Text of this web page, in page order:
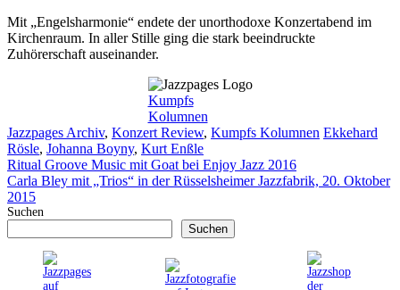
Mit „Engelsharmonie“ endete der unorthodoxe Konzertabend im
Kirchenraum. In aller Stille ging die stark beeindruckte
Zuhörerschaft auseinander.
Kumpfs
Kolumnen
Kategorien
Jazzpages Archiv, Konzert Review, Kumpfs Kolumnen Schlagwörter
Ekkehard
Rösle, Johanna Boyny, Kurt Enßle
Ritual Groove Music mit Goat bei Enjoy Jazz 2016
Carla Bley mit „Trios“ in der Rüsselsheimer Jazzfabrik, 20. Oktober
2015
Suchen
Suchen